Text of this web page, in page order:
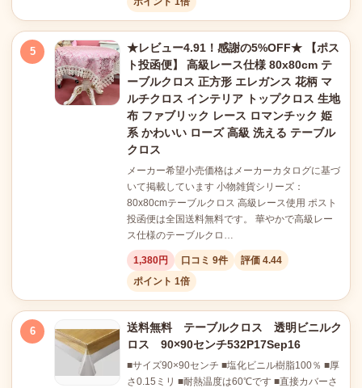
5
★レビュー4.91！感謝の5%OFF★ 【ポス
ト投函便】 高級レース仕様 80x80cm テ
ーブルクロス 正方形 エレガンス 花柄 マ
ルチクロス インテリア トップクロス 生地
布 ファブリック レース ロマンチック 姫
系 かわいい ローズ 高級 洗える テーブル
クロス
メーカー希望小売価格はメーカーカタログに基づ
いて掲載しています 小物雑貨シリーズ：
80x80cmテーブルクロス 高級レース使用 ポスト
投函便は全国送料無料です。 華やかで高級レー
ス仕様のテーブルクロ…
1,380円 口コミ 9件
評価 4.44
ポイント 1倍
6
送料無料 テーブルクロス 透明ビニルク
ロス 90×90センチ532P17Sep16
■サイズ90×90センチ ■塩化ビニル樹脂100％ ■厚
さ0.15ミリ ■耐熱温度は60℃です ■直接カバーさ